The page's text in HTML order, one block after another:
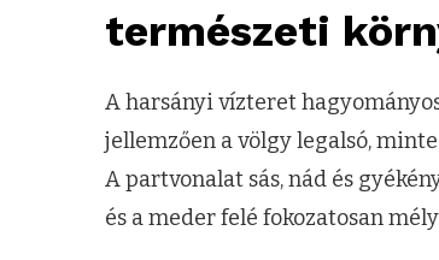
természeti
A harsányi vízteret
jellemzően a völgy legalsó,
A partvonalat sás, nád és
és a meder felé fokozatosan